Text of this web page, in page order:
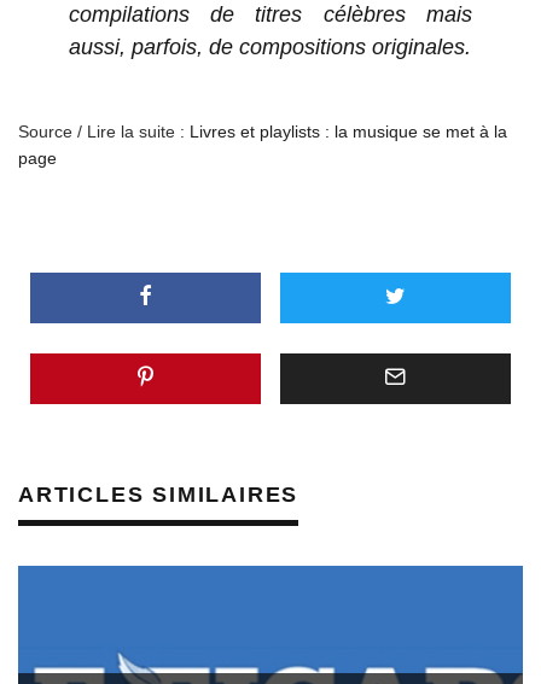
compilations de titres célèbres mais
aussi, parfois, de compositions originales.
Source / Lire la suite : Livres et playlists : la musique se met à la
page
ARTICLES SIMILAIRES